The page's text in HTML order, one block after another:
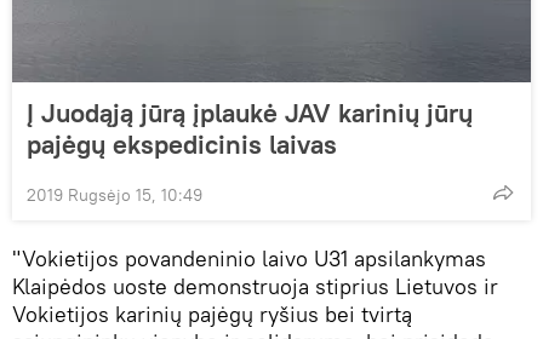
Į Juodąją jūrą įplaukė JAV karinių jūrų
pajėgų ekspedicinis laivas
2019 Rugsėjo 15, 10:49
"Vokietijos povandeninio laivo U31 apsilankymas
Klaipėdos uoste demonstruoja stiprius Lietuvos ir
Vokietijos karinių pajėgų ryšius bei tvirtą